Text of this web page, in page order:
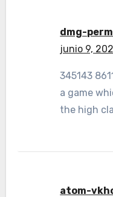
dmg-
junio 9,
345143
a game
the high
atom-